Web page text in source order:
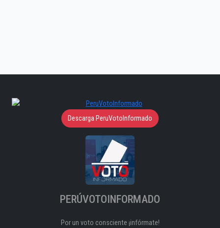
Descarga PeruVotoInformado
PERÚVOTOINFORMADO
Por un voto consciente ¡infórmate!